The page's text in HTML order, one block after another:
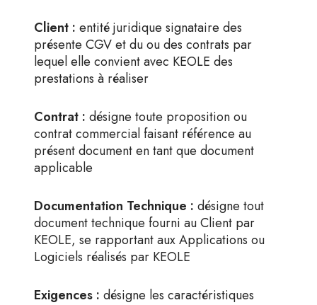
Client : entité juridique signataire des
présente CGV et du ou des contrats par
lequel elle convient avec KEOLE des
prestations à réaliser
Contrat : désigne toute proposition ou
contrat commercial faisant référence au
présent document en tant que document
applicable
Documentation Technique : désigne tout
document technique fourni au Client par
KEOLE, se rapportant aux Applications ou
Logiciels réalisés par KEOLE
Exigences : désigne les caractéristiques